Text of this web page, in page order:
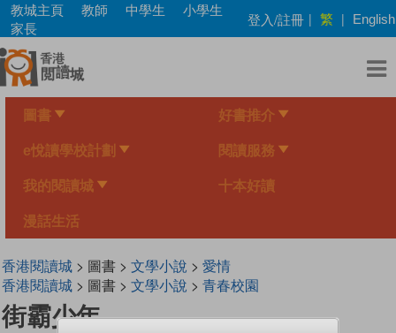
Skip
main
content
教城主頁 教師 中學生
小學生
家長
登入/註冊 | 繁 | English
圖書 好書推介
e悅讀學校計劃 閱讀服務
我的閱讀城 十本好讀
漫話生活
香港閱讀城> 圖書 > 文學小說 > 愛情
香港閱讀城> 圖書 > 文學小說 > 青春校園
街霸少年